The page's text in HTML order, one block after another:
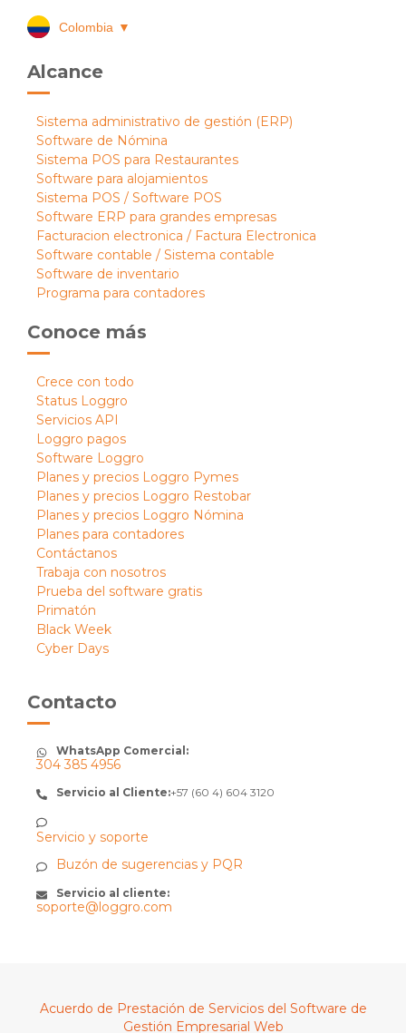
Colombia ▼
Alcance
Sistema administrativo de gestión (ERP)
Software de Nómina
Sistema POS para Restaurantes
Software para alojamientos
Sistema POS / Software POS
Software ERP para grandes empresas
Facturacion electronica / Factura Electronica
Software contable / Sistema contable
Software de inventario
Programa para contadores
Conoce más
Crece con todo
Status Loggro
Servicios API
Loggro pagos
Software Loggro
Planes y precios Loggro Pymes
Planes y precios Loggro Restobar
Planes y precios Loggro Nómina
Planes para contadores
Contáctanos
Trabaja con nosotros
Prueba del software gratis
Primatón
Black Week
Cyber Days
Contacto
WhatsApp Comercial:
304 385 4956
Servicio al Cliente:+57 (60 4) 604 3120
Servicio y soporte
Buzón de sugerencias y PQR
Servicio al cliente:
soporte@loggro.com
Acuerdo de Prestación de Servicios del Software de
Gestión Empresarial Web